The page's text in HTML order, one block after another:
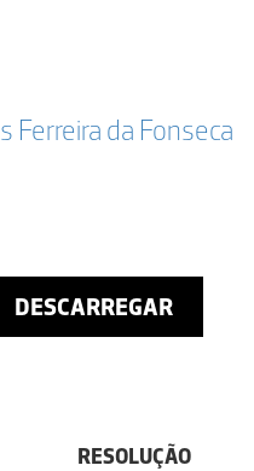
Ferreira da Fonseca
DESCARREGAR
RESOLUÇÃO